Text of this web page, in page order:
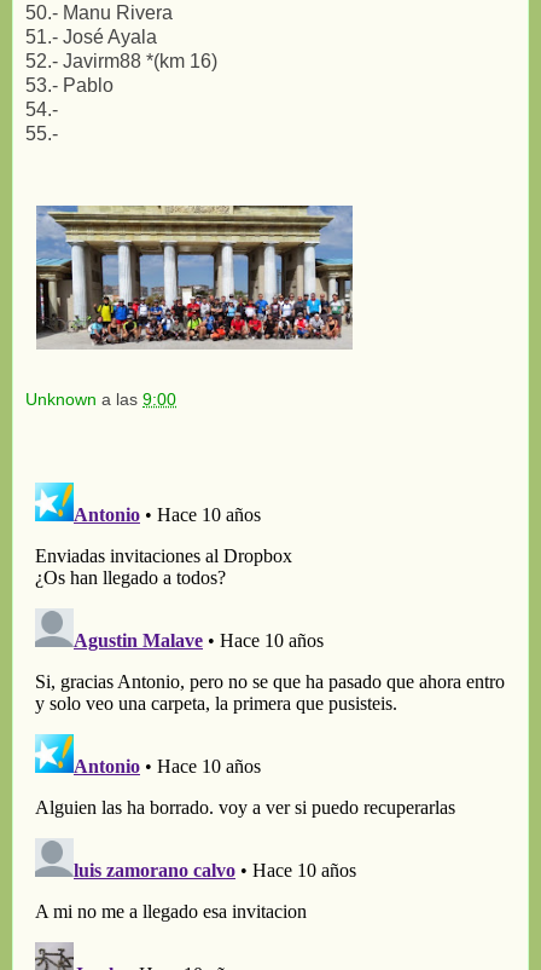
50.- Manu Rivera
51.- José Ayala
52.- Javirm88 *(km 16)
53.- Pablo
54.-
55.-
Unknown a las 9:00